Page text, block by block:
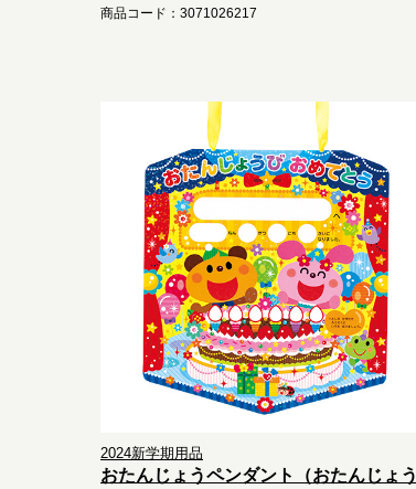
商品コード：3071026217
2024新学期用品
おたんじょうペンダント（おたんじょう